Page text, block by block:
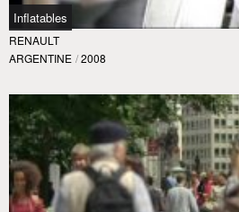
Inflatables
RENAULT
ARGENTINE / 2008